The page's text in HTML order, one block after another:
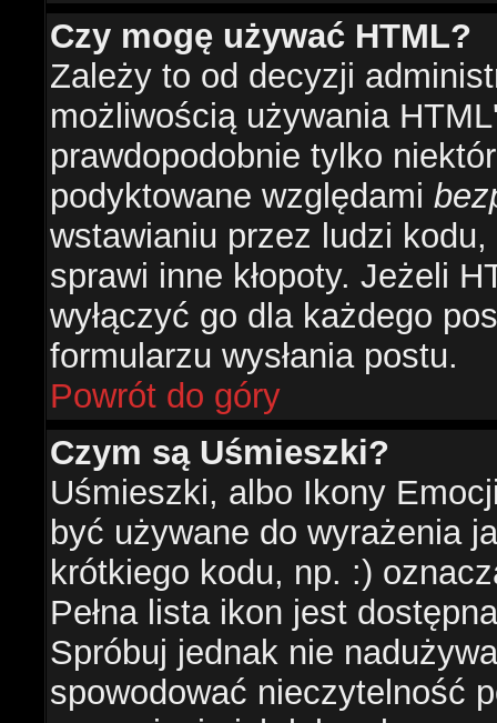
Czy mogę używać HTML?
Zależy to od decyzji
możliwością używania
prawdopodobnie tylko
podyktowane względami
wstawianiu przez ludzi
sprawi inne kłopoty. Jeżeli
wyłączyć go dla każdego
formularzu wysłania postu.
Powrót do góry
Czym są Uśmieszki?
Uśmieszki, albo Ikony
być używane do wyrażenia
krótkiego kodu, np. :)
Pełna lista ikon jest
Spróbuj jednak nie
spowodować nieczytelność